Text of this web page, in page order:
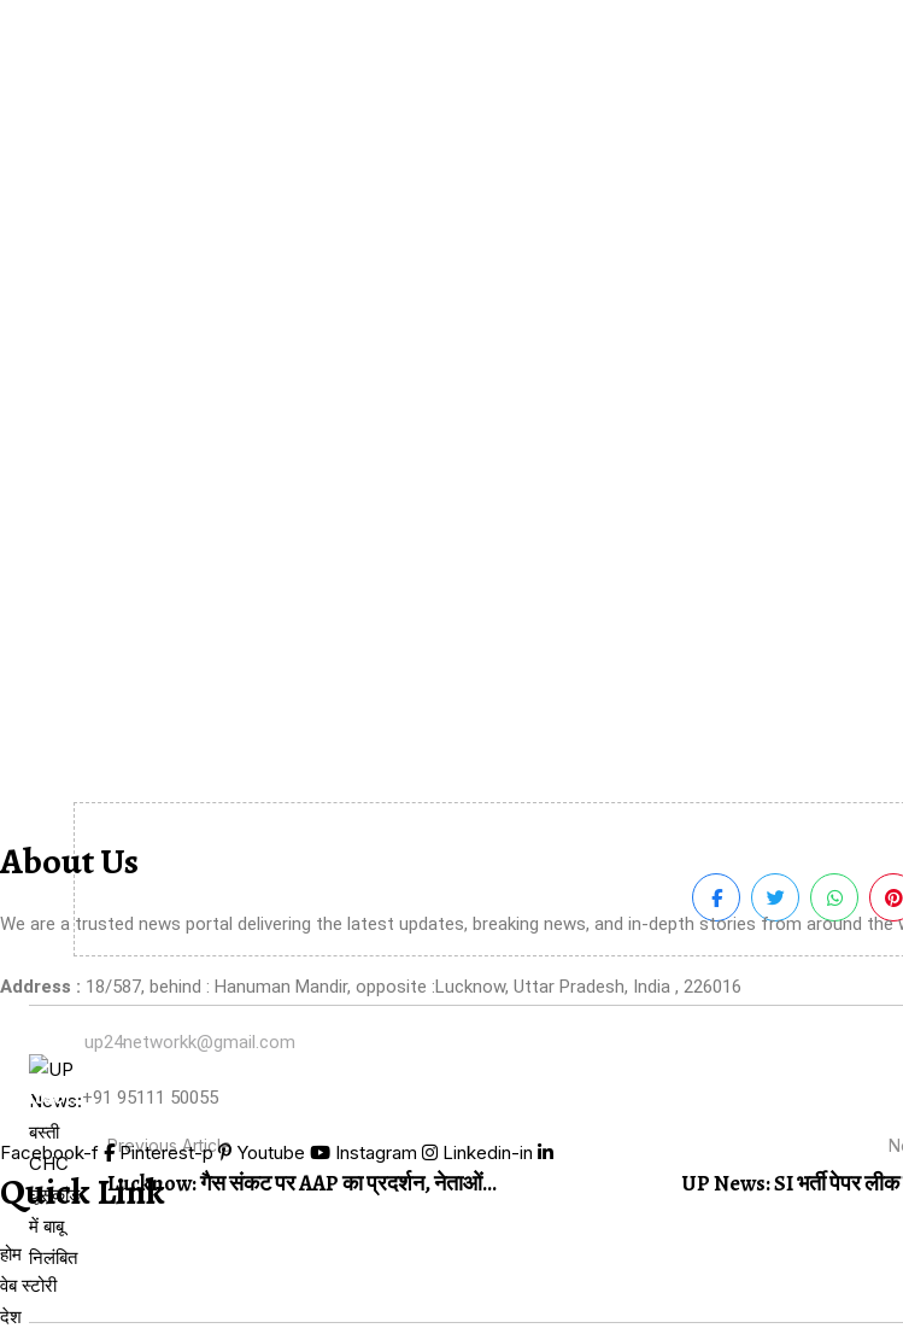
Previous Article
Lucknow: गैस संकट पर AAP का प्रदर्शन, नेताओं... UP News: SI भर्ती पेपर लीक
About Us
We are a trusted news portal delivering the latest updates, breaking news, and in-depth stories from around the
Address : 18/587, behind : Hanuman Mandir, opposite :Lucknow, Uttar Pradesh, India , 226016
up24networkk@gmail.com
Contact:+91 95111 50055
Facebook-f Pinterest-p Youtube Instagram Linkedin-in
Quick Link
होम
वेब स्टोरी
देश